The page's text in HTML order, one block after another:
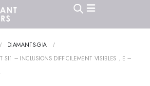
DIAMANTS-GIA
SI1 – INCLUSIONS DIFFICILEMENT VISIBLES , E –